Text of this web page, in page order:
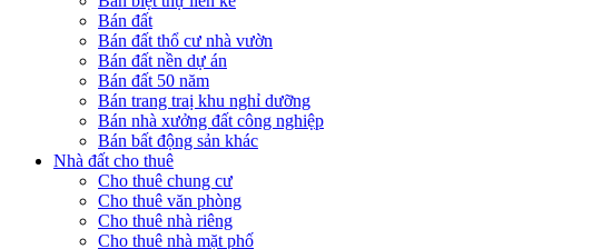
Bán đất
Bán đất thổ cư nhà vườn
Bán đất nền dự án
Bán đất 50 năm
Bán trang traị khu nghỉ dưỡng
Bán nhà xưởng đất công nghiệp
Bán bất động sản khác
Nhà đất cho thuê
Cho thuê chung cư
Cho thuê văn phòng
Cho thuê nhà riêng
Cho thuê nhà mặt phố